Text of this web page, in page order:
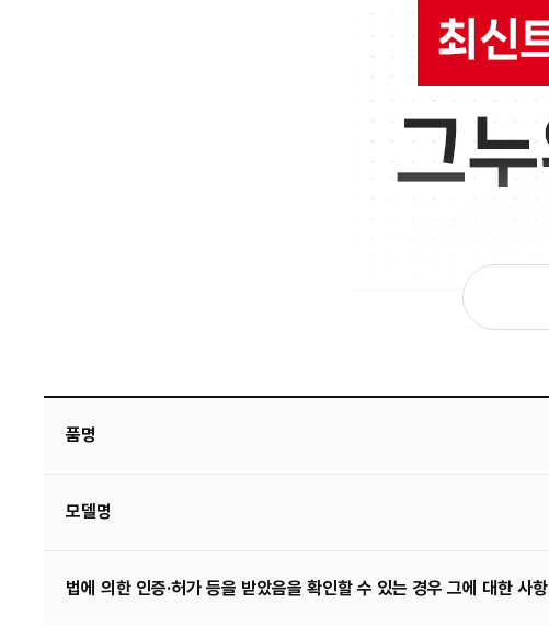
품명
모델명
법에 의한 인증·허가 등을 받았음을 확인할 수 있는 경우 그에 대한 사항